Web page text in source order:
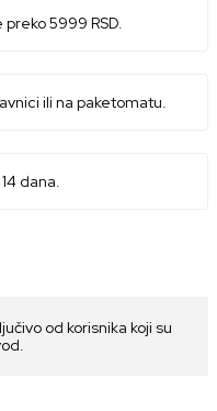
5999 RSD.
ili na paketomatu.
dana.
od korisnika koji su